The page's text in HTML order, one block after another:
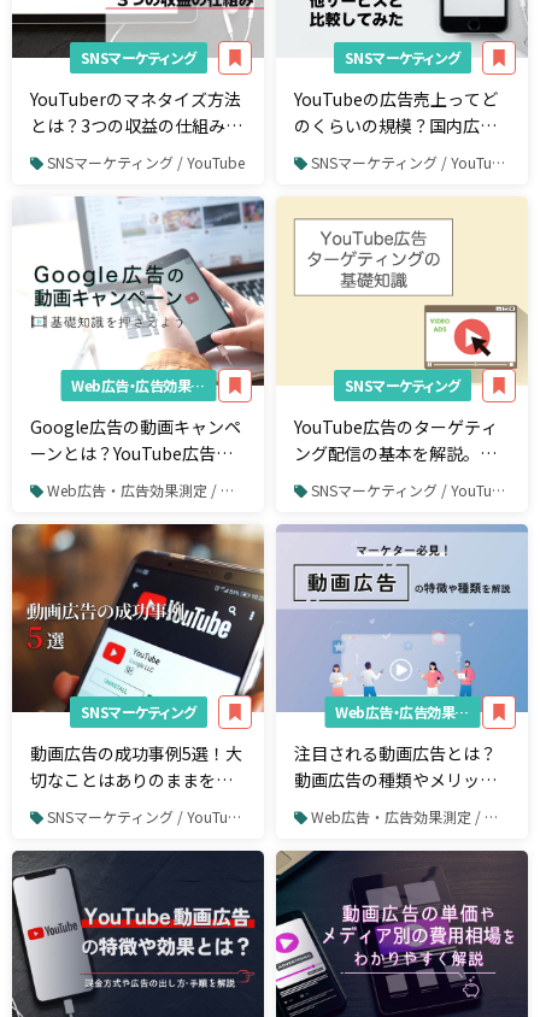
SNSマーケティング
YouTuberのマネタイズ方法
とは？3つの収益の仕組み＋
α SNSマーケティング / YouTube
SNSマーケティング
YouTubeの広告売上ってど
のくらいの規模？国内広告
サービスと比べてみた
SNSマーケティング / YouTube / YouTube広告
Web広告・広告効果測定
Google広告の動画キャンペ
ーンとは？YouTube広告を
成功させるコツ
Web広告・広告効果測定 / リスティング広告 / Google広告
SNSマーケティング
YouTube広告のターゲティ
ング配信の基本を解説。広
告効果を最大化するテクニ
ック
SNSマーケティング / YouTube / YouTube広告
SNSマーケティング
動画広告の成功事例5選！大
切なことはありのままを伝
えるだけ
SNSマーケティング / YouTube / YouTube広告
Web広告・広告効果測定
注目される動画広告とは？
動画広告の種類やメリッ
ト、媒体ごとの特徴を解
Web広告・広告効果測定 / 動画広告